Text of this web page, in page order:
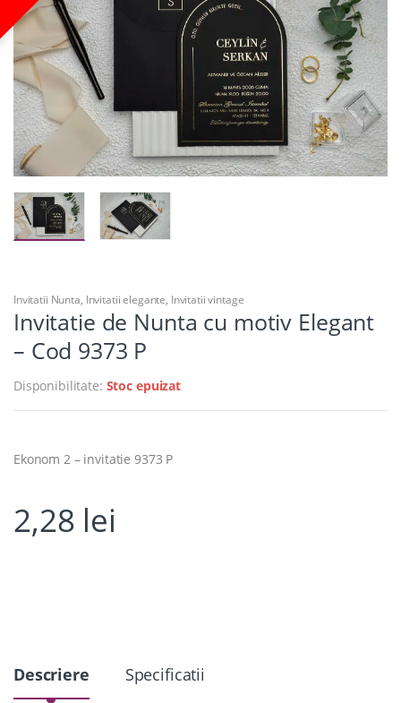
Invitatii Nunta, Invitatii elegante, Invitatii vintage
Invitatie de Nunta cu motiv Elegant
– Cod 9373 P
Disponibilitate: Stoc epuizat
Ekonom 2 – invitatie 9373 P
2,28 lei
Descriere Specificatii